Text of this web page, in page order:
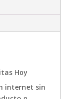
Hoy
internet sin